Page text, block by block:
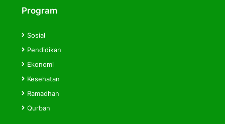
Program
Sosial
Pendidikan
Ekonomi
Kesehatan
Ramadhan
Qurban